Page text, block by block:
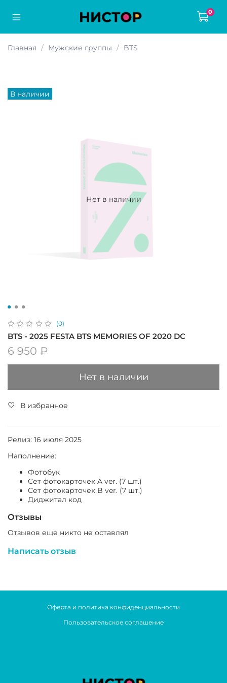
0
Главная Мужские группы BTS
Нет в наличии
В наличии
(0)
BTS - 2025 FESTA BTS MEMORIES OF 2020 DC
6 950 ₽
Нет в наличии
В избранное
Релиз: 16 июля 2025
Наполнение:
Фотобук
Сет фотокарточек A ver. (7 шт.)
Сет фотокарточек B ver. (7 шт.)
Диджитал код
Отзывы
Отзывов еще никто не оставлял
Написать отзыв
Оферта и политика конфиденциальности
Пользовательское соглашение